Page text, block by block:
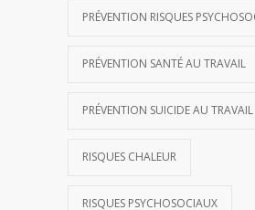
PRÉVENTION RISQUES
PRÉVENTION SANTÉ AU TRAVAIL
PRÉVENTION SUICIDE AU TRAVAIL
RISQUES CHALEUR
RISQUES PSYCHOSOCIAUX